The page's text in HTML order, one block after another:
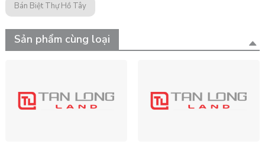
Bán Biệt Thự Hồ Tây
Sản phẩm cùng loại